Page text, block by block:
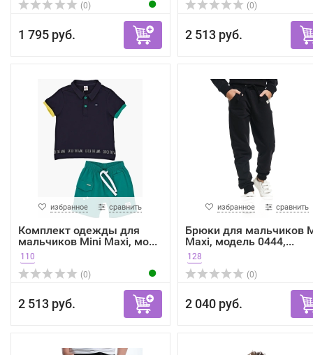
(0)
1 795 руб.
(0)
2 513 руб.
избранное сравнить
Комплект одежды для
мальчиков Mini Maxi, мо...
110
(0)
2 513 руб.
избранное сравнить
Брюки для мальчиков
Maxi, модель 0444,...
128
(0)
2 040 руб.